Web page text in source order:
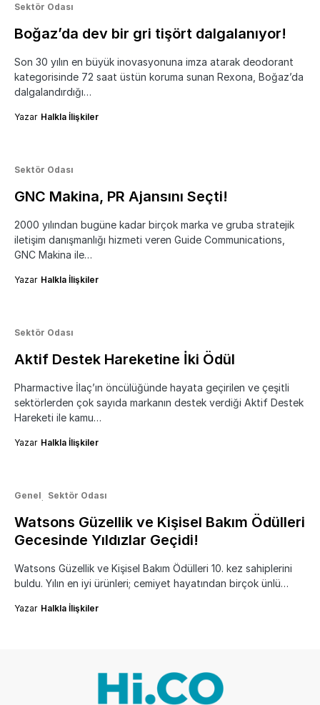
Sektör Odası
Boğaz’da dev bir gri tişört dalgalanıyor!
Son 30 yılın en büyük inovasyonuna imza atarak deodorant
kategorisinde 72 saat üstün koruma sunan Rexona, Boğaz’da
dalgalandırdığı…
Yazar Halkla İlişkiler
Sektör Odası
GNC Makina, PR Ajansını Seçti!
2000 yılından bugüne kadar birçok marka ve gruba stratejik
iletişim danışmanlığı hizmeti veren Guide Communications,
GNC Makina ile…
Yazar Halkla İlişkiler
Sektör Odası
Aktif Destek Hareketine İki Ödül
Pharmactive İlaç’ın öncülüğünde hayata geçirilen ve çeşitli
sektörlerden çok sayıda markanın destek verdiği Aktif Destek
Hareketi ile kamu…
Yazar Halkla İlişkiler
Genel Sektör Odası
Watsons Güzellik ve Kişisel Bakım Ödülleri
Gecesinde Yıldızlar Geçidi!
Watsons Güzellik ve Kişisel Bakım Ödülleri 10. kez sahiplerini
buldu. Yılın en iyi ürünleri; cemiyet hayatından birçok ünlü…
Yazar Halkla İlişkiler